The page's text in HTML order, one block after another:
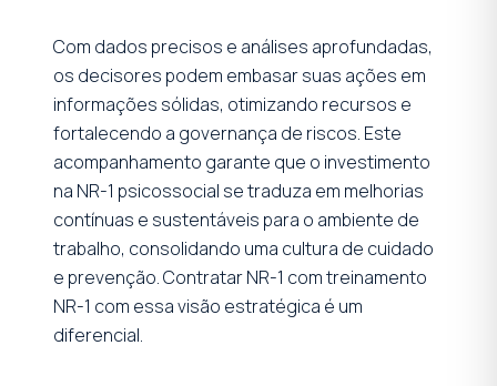
Com dados precisos e análises aprofundadas,
os decisores podem embasar suas ações em
informações sólidas, otimizando recursos e
fortalecendo a governança de riscos. Este
acompanhamento garante que o investimento
na NR-1 psicossocial se traduza em melhorias
contínuas e sustentáveis para o ambiente de
trabalho, consolidando uma cultura de cuidado
e prevenção. Contratar NR-1 com treinamento
NR-1 com essa visão estratégica é um
diferencial.